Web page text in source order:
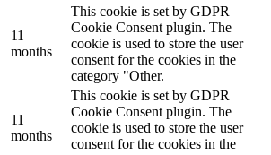
11
months
This cookie is set by GDPR
Cookie Consent plugin. The
cookie is used to store the user
consent for the cookies in the
category "Other.
11
months
This cookie is set by GDPR
Cookie Consent plugin. The
cookie is used to store the user
consent for the cookies in the